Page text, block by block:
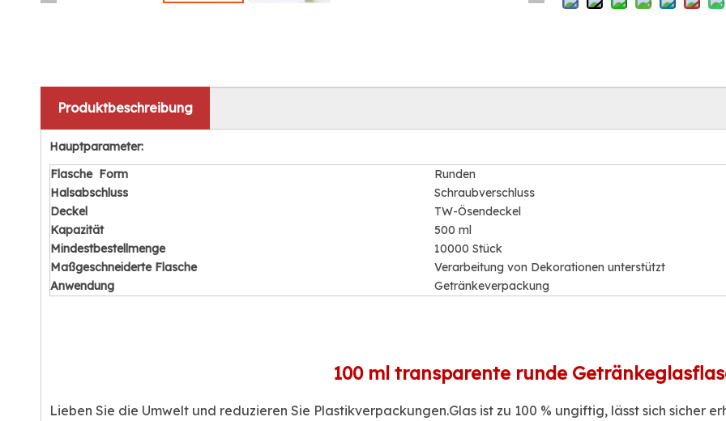
Produktbeschreibung
Hauptparameter:
Flasche Form
Runden
Halsabschluss
Schraubverschluss
Deckel
TW-Ösendeckel
Kapazität
500 ml
Mindestbestellmenge
10000 Stück
Maßgeschneiderte Flasche
Verarbeitung von Dekorationen unterstützt
Anwendung
Getränkeverpackung
100 ml transparente runde
Lieben Sie die Umwelt und reduzieren Sie Plastikverpackungen.Glas ist zu 100 % ungiftig, lässt sich sicher